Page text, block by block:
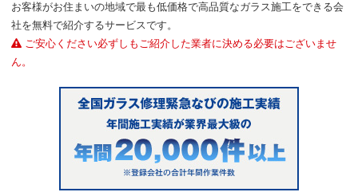
お客様がお住まいの地域で最も低価格で高品質なガラス施工をできる会
社を無料で紹介するサービスです。
ご安心ください必ずしもご紹介した業者に決める必要はございませ
ん。